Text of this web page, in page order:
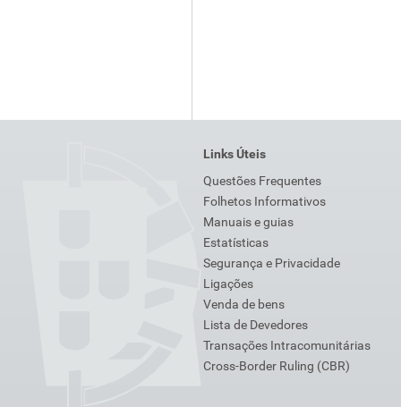
Links Úteis
Questões Frequentes
Folhetos Informativos
Manuais e guias
Estatísticas
Segurança e Privacidade
Ligações
Venda de bens
Lista de Devedores
Transações Intracomunitárias
Cross-Border Ruling (CBR)